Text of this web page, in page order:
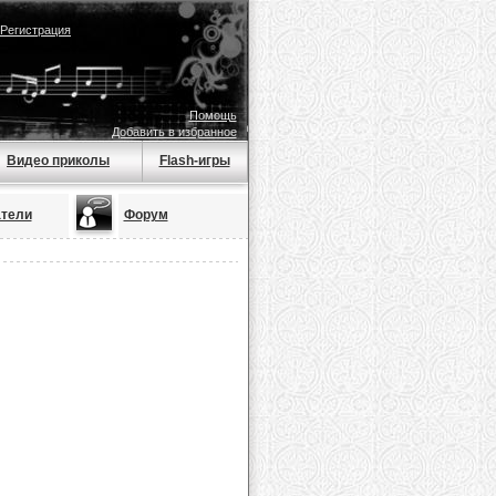
Регистрация
Помощь
Добавить в избранное
Видео приколы Flash-игры
Форум